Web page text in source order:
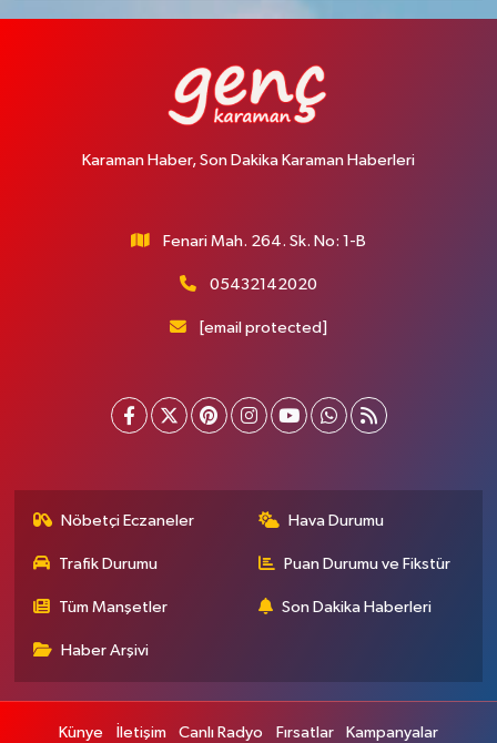
Karaman Haber, Son Dakika Karaman Haberleri
Fenari Mah. 264. Sk. No: 1-B
05432142020
[email protected]
Nöbetçi Eczaneler Hava Durumu
Trafik Durumu Puan Durumu ve Fikstür
Tüm Manşetler Son Dakika Haberleri
Haber Arşivi
Künye İletişim Canlı Radyo Fırsatlar Kampanyalar